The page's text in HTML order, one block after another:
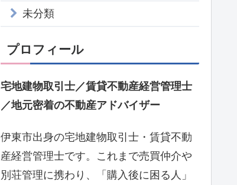
未分類
プロフィール
宅地建物取引士／賃貸不動産経営管理士
／地元密着の不動産アドバイザー
伊東市出身の宅地建物取引士・賃貸不動
産経営管理士です。これまで売買仲介や
別荘管理に携わり、「購入後に困る人」